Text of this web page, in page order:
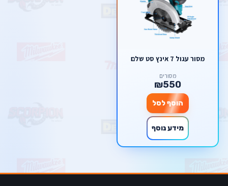
מסור עגול 7 אינץ סט שלם
מסורים
₪550
הוסף לסל
מידע נוסף